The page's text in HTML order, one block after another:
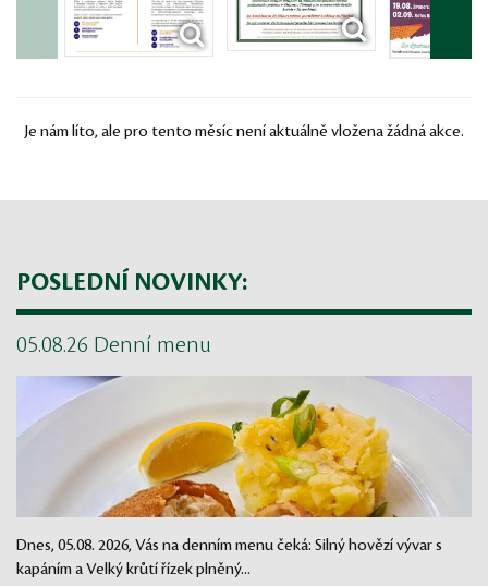
Je nám líto, ale pro tento měsíc není aktuálně vložena žádná akce.
POSLEDNÍ NOVINKY:
05.08.26 Denní menu
Dnes, 05.08. 2026, Vás na denním menu čeká: Silný hovězí vývar s
kapáním a Velký krůtí řízek plněný...